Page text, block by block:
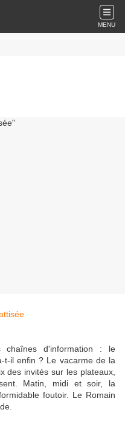
MENU
chaînes d'information : le
t-il enfin ? Le vacarme de la
des invités sur les plateaux,
Matin, midi et soir, la
foutoir. Le Romain